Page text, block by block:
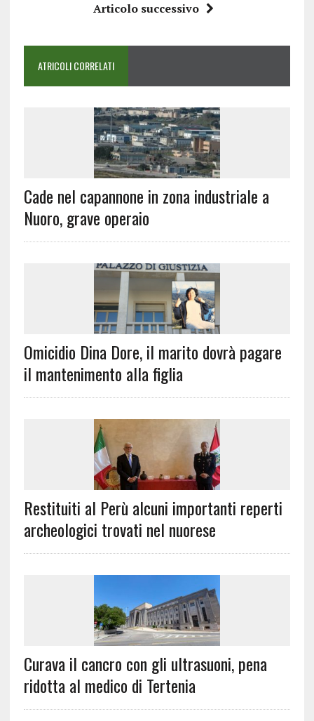
Articolo successivo
ATRICOLI CORRELATI
Cade nel capannone in zona industriale a
Nuoro, grave operaio
Omicidio Dina Dore, il marito dovrà pagare
il mantenimento alla figlia
Restituiti al Perù alcuni importanti reperti
archeologici trovati nel nuorese
Curava il cancro con gli ultrasuoni, pena
ridotta al medico di Tertenia